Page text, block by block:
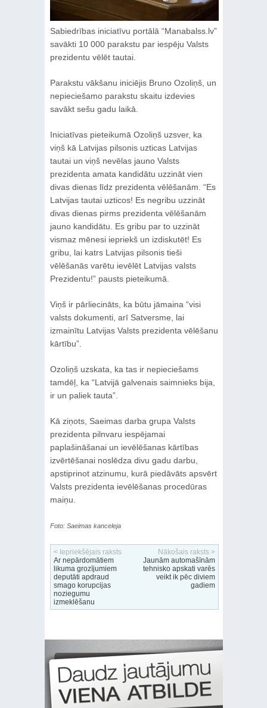
Sabiedrības iniciatīvu portālā “Manabalss.lv”
savākti 10 000 parakstu par iespēju Valsts
prezidentu vēlēt tautai.
Parakstu vākšanu iniciējis Bruno Ozoliņš, un
nepieciešamo parakstu skaitu izdevies
savākt sešu gadu laikā.
Iniciatīvas pieteikumā Ozoliņš uzsver, ka
viņš kā Latvijas pilsonis uzticas Latvijas
tautai un viņš nevēlas jauno Valsts
prezidenta amata kandidātu uzzināt vien
divas dienas līdz prezidenta vēlēšanām. “Es
Latvijas tautai uzticos! Es negribu uzzināt
divas dienas pirms prezidenta vēlēšanām
jauno kandidātu. Es gribu par to uzzināt
vismaz mēnesi iepriekš un izdiskutēt! Es
gribu, lai katrs Latvijas pilsonis tieši
vēlēšanās varētu ievēlēt Latvijas valsts
Prezidentu!” pausts pieteikumā.
Viņš ir pārliecināts, ka būtu jāmaina “visi
valsts dokumenti, arī Satversme, lai
izmainītu Latvijas Valsts prezidenta vēlēšanu
kārtību”.
Ozoliņš uzskata, ka tas ir nepieciešams
tamdēļ, ka “Latvijā galvenais saimnieks bija,
ir un paliek tauta”.
Kā ziņots, Saeimas darba grupa Valsts
prezidenta pilnvaru iespējamai
paplašināšanai un ievēlēšanas kārtības
izvērtēšanai noslēdza divu gadu darbu,
apstiprinot atzinumu, kurā piedāvāts apsvērt
Valsts prezidenta ievēlēšanas procedūras
maiņu.
Foto: Saeimas kanceleja
< Iepriekšējais raksts
Ar nepārdomātiem
likuma grozījumiem
deputāti apdraud
smago korupcijas
noziegumu
izmeklēšanu
Nākošais raksts >
Jaunām automašīnām
tehnisko apskati varēs
veikt ik pēc diviem
gadiem